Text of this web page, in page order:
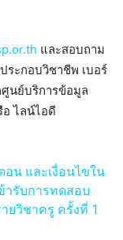
และสอบถาม
ระกอบวิชาชีพ เบอร์
นย์บริการข้อมูล
อ ไลน์ไอดี
น และเงื่อนไขใน
ารับการทดสอบ
ยวิชาครู ครั้งที่ 1